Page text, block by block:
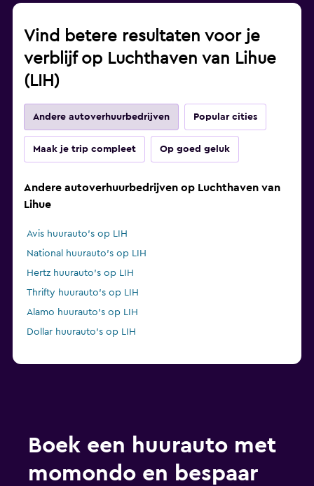
Vind betere resultaten voor je
verblijf op Luchthaven van Lihue
(LIH)
Andere autoverhuurbedrijven Popular cities
Maak je trip compleet Op goed geluk
Andere autoverhuurbedrijven op Luchthaven van
Lihue
Avis huurauto's op LIH
National huurauto's op LIH
Hertz huurauto's op LIH
Thrifty huurauto's op LIH
Alamo huurauto's op LIH
Dollar huurauto's op LIH
Boek een huurauto met
momondo en bespaar